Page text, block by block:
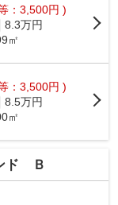
：3,500円 )
8.3万円
㎡
：3,500円 )
8.5万円
㎡
ド Ｂ